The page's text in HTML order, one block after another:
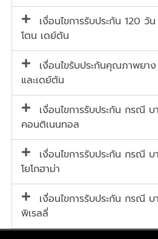
เงื่อนไขการรับประกัน 120 วั
โตน เดย์ตัน
เงื่อนไขรับประกันคุณภาพยา
และเดย์ตัน
เงื่อนไขการรับประกัน กรณี
คอนติเนนทอล
เงื่อนไขการรับประกัน กรณี
โยโกฮาม่า
เงื่อนไขการรับประกัน กรณี
พิเรลลี่